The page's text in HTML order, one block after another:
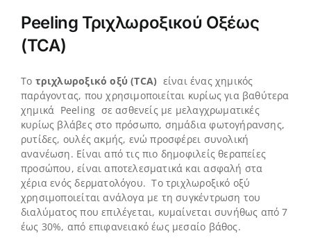
Peeling Τριχλωροξικού Οξέως
(TCA)
Το τριχλωροξικό οξύ (TCA) είναι ένας χημικός
παράγοντας, που χρησιμοποιείται κυρίως για βαθύτερα
χημικά Peeling σε ασθενείς με μελαγχρωματικές
κυρίως βλάβες στο πρόσωπο, σημάδια φωτογήρανσης,
ρυτίδες, ουλές ακμής, ενώ προσφέρει συνολική
ανανέωση. Είναι από τις πιο δημοφιλείς θεραπείες
προσώπου, είναι αποτελεσματικά και ασφαλή στα
χέρια ενός δερματολόγου. Το τριχλωροξικό οξύ
χρησιμοποιείται ανάλογα με τη συγκέντρωση του
διαλύματος που επιλέγεται, κυμαίνεται συνήθως από 7
έως 30%, από επιφανειακό έως μεσαίο βάθος.